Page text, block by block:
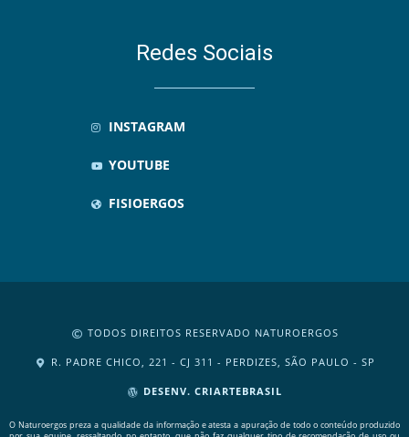
Redes Sociais
INSTAGRAM
YOUTUBE
FISIOERGOS
TODOS DIREITOS RESERVADO NATUROERGOS
R. PADRE CHICO, 221 - CJ 311 - PERDIZES, SÃO PAULO - SP
DESENV. CRIARTEBRASIL
O Naturoergos preza a qualidade da informação e atesta a apuração de todo o conteúdo produzido